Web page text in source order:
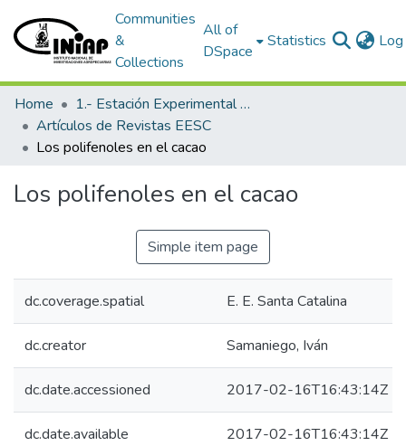
Communities
&
Collections
All of
DSpace
Statistics
Home
1.- Estación Experimental Santa Catalina
Artículos de Revistas EESC
Los polifenoles en el cacao
Los polifenoles en el cacao
Simple item page
dc.coverage.spatial E. E. Santa Catalina
dc.creator Samaniego, Iván
dc.date.accessioned 2017-02-16T16:43:14Z
dc.date.available 2017-02-16T16:43:14Z